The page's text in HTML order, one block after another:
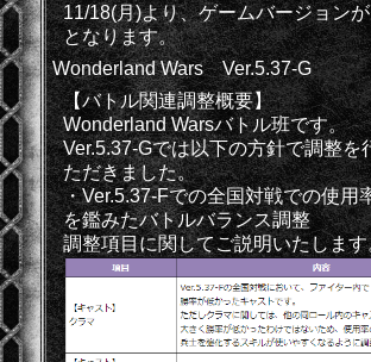
11/18(月)より、ゲームバージョン
となります。
Wonderland Wars Ver.5.37-G
【バトル関連調整概要】
Wonderland Warsバトル班です。
Ver.5.37-Gでは以下の方針で調整を
ただきました。
・Ver.5.37-Fでの全国対戦での使用
を鑑みたバトルバランス調整
調整項目に関してご説明いたします